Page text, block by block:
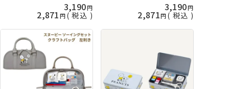
3,190
2,871 税込
3,190
2,871 税込